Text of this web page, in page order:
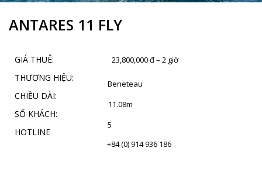
ANTARES 11 FLY
GIÁ THUÊ:
THƯƠNG HIỆU:
CHIỀU DÀI:
SỐ KHÁCH:
HOTLINE
23,800,000 đ – 2 giờ
Beneteau
11.08m
5
+84 (0) 914 936 186